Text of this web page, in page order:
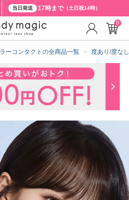
当日発送 17時まで（土日祝14時）
ーコンタクトの全商品一覧 度あり/度な
0
ポン詳細